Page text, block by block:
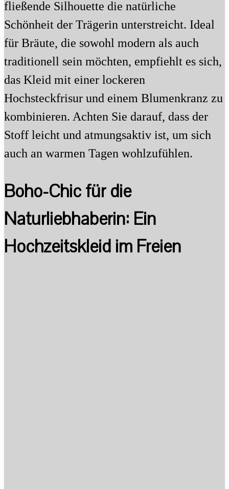
fließende Silhouette die natürliche
Schönheit der Trägerin unterstreicht. Ideal
für Bräute, die sowohl modern als auch
traditionell sein möchten, empfiehlt es sich,
das Kleid mit einer lockeren
Hochsteckfrisur und einem Blumenkranz zu
kombinieren. Achten Sie darauf, dass der
Stoff leicht und atmungsaktiv ist, um sich
auch an warmen Tagen wohlzufühlen.
Boho-Chic für die
Naturliebhaberin: Ein
Hochzeitskleid im Freien